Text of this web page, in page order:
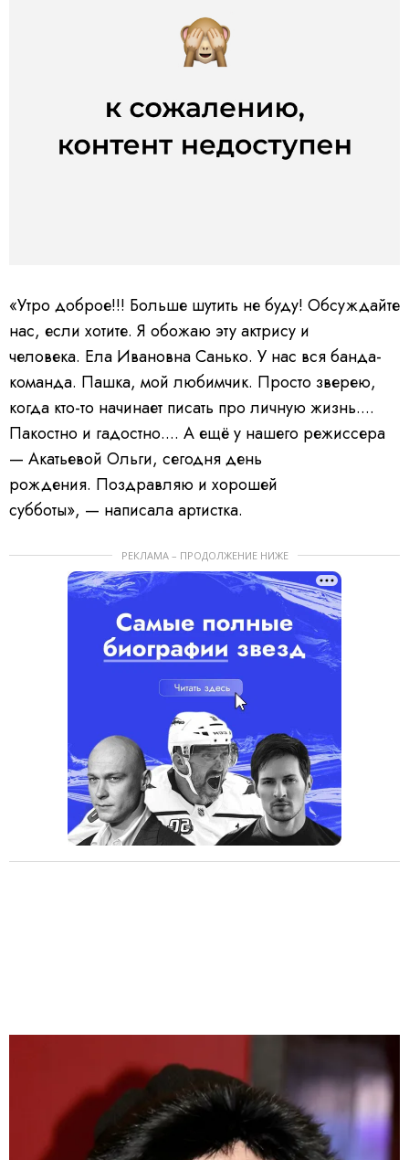
«Утро доброе!!! Больше шутить не буду! Обсуждайте
нас, если хотите. Я обожаю эту актрису и
человека. Ела Ивановна Санько. У нас вся банда-
команда. Пашка, мой любимчик. Просто зверею,
когда кто-то начинает писать про личную жизнь....
Пакостно и гадостно.... А ещё у нашего режиссера
— Акатьевой Ольги, сегодня день
рождения. Поздравляю и хорошей
субботы», — написала артистка.
РЕКЛАМА – ПРОДОЛЖЕНИЕ НИЖЕ